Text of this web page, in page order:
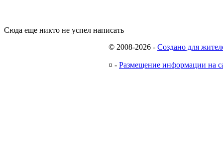
Сюда еще никто не успел написать
© 2008-2026 - Создано для
¤ - Размещение информации на